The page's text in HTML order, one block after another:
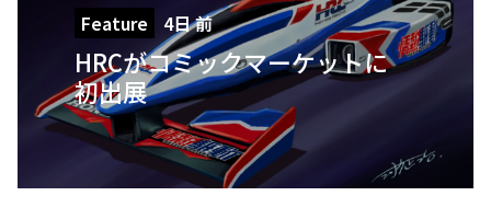
Feature 4日 前
HRCがコミックマーケットに
初出展